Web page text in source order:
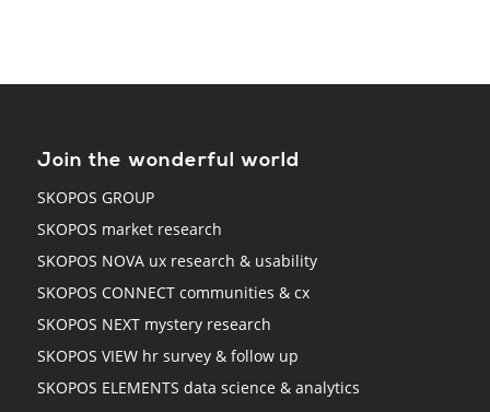
Join the wonderful world
SKOPOS GROUP
SKOPOS market research
SKOPOS NOVA ux research & usability
SKOPOS CONNECT communities & cx
SKOPOS NEXT mystery research
SKOPOS VIEW hr survey & follow up
SKOPOS ELEMENTS data science & analytics